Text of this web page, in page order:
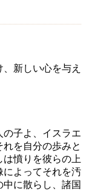
新しい心を与え
の子よ、イスラエ
を自分の歩みと
憤りを彼らの上
によってそれを汚
に散らし、諸国